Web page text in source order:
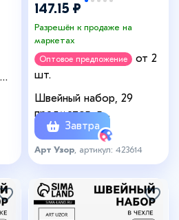
147.15 ₽
Разрешён к продаже на
маркетах
Оптовое предложение
от 2
шт.
Швейный набор, 29
предметов, в
пластиковой коробке,
10.5×8×2.5 см, МИКС
Завтра
Арт Узор , артикул: 423614